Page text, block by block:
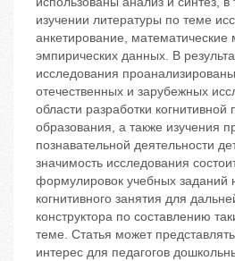
изучении литературы по теме
анкетирование, математические
эмпирических данных. В
исследования
отечественных и зарубежных
области разработки когнитивной
образования, а также изучения
познавательной деятельности
значимость исследования
формулировок учебных заданий
когнитивного занятия для
конструктора по составлению
теме. Статья может
интерес для педагогов